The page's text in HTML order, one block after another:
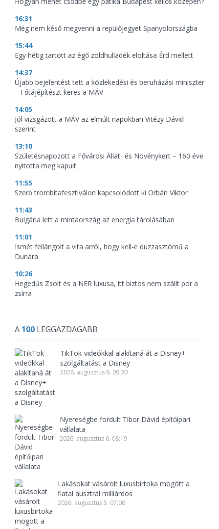
16:31
Még nem késő megvenni a repülőjegyet Spanyolországba
15:44
Egy hétig tartott az égő zöldhulladék eloltása Érd mellett
14:37
Újabb bejelentést tett a közlekedési és beruházási miniszter
– Főtájépítészt keres a MÁV
14:05
Jól vizsgázott a MÁV az elmúlt napokban Vitézy Dávid
szerint
13:10
Születésnapozott a Fővárosi Állat- és Növénykert – 160 éve
nyitotta meg kapuit
11:55
Szerb trombitafesztiválon kapcsolódott ki Orbán Viktor
11:43
Bulgária lett a mintaország az energia tárolásában
11:01
Ismét fellángolt a vita arról, hogy kell-e duzzasztómű a
Dunára
10:26
Hegedűs Zsolt és a NER luxusa, itt biztos nem szállt por a
zsírra
A 100 LEGGAZDAGABB
TikTok-videókkal alakítaná át a Disney+
szolgáltatást a Disney
2026. augusztus 6. 09:30
Nyereségbe fordult Tibor Dávid építőipari
vállalata
2026. augusztus 6. 08:19
Lakásokat vásárolt luxusbirtoka mögött a
fiatal ausztrál milliárdos
2026. augusztus 5. 07:08